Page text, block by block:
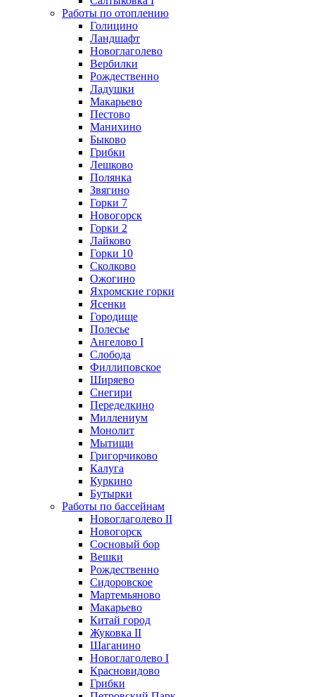
Работы по отоплению
Голицино
Ландшафт
Новоглаголево
Вербилки
Рождественно
Ладушки
Макарьево
Пестово
Манихино
Быково
Грибки
Лешково
Полянка
Звягино
Горки 7
Новогорск
Горки 2
Лайково
Горки 10
Сколково
Ожогино
Яхромские горки
Ясенки
Городище
Полесье
Ангелово I
Слобода
Филлиповское
Ширяево
Снегири
Переделкино
Миллениум
Монолит
Мытищи
Григорчиково
Калуга
Куркино
Бутырки
Работы по бассейнам
Новоглаголево II
Новогорск
Сосновый бор
Вешки
Рождественно
Сидоровское
Мартемьяново
Макарьево
Китай город
Жуковка II
Шаганино
Новоглаголево I
Красновидово
Грибки